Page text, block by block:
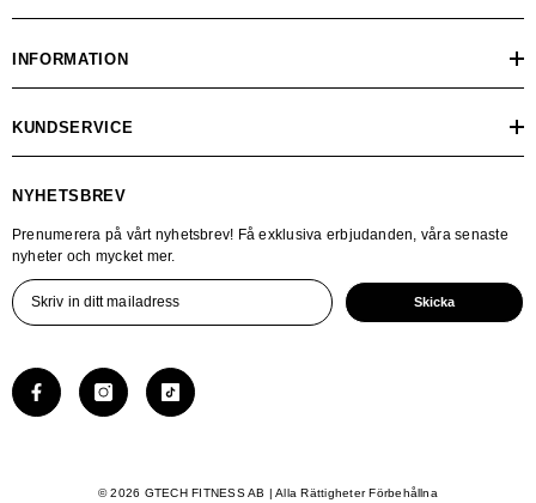
INFORMATION
KUNDSERVICE
NYHETSBREV
Prenumerera på vårt nyhetsbrev! Få exklusiva erbjudanden, våra senaste
nyheter och mycket mer.
Skicka
© 2026 GTECH FITNESS AB | Alla Rättigheter Förbehållna